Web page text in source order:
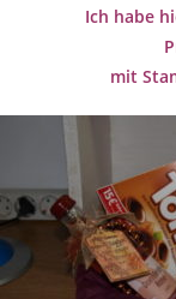
Ich habe
mit